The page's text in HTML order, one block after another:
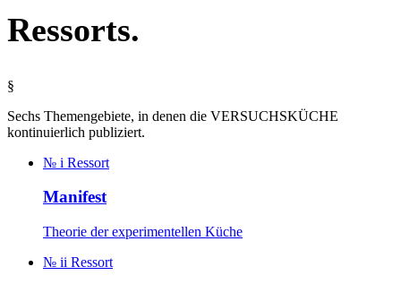
Ressorts.
§
Sechs Themengebiete, in denen die VERSUCHSKÜCHE
kontinuierlich publiziert.
№ i Ressort
Manifest
Theorie der experimentellen Küche
№ ii Ressort